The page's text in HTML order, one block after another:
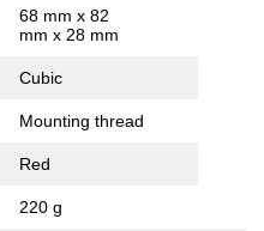
68 mm x 82
mm x 28 mm
Cubic
Mounting thread
Red
220 g